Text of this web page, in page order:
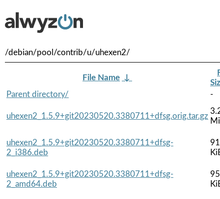
/debian/pool/contrib/u/uhexen2/
File Name ↓
Parent directory/
-
uhexen2_1.5.9+git20230520.3380711+dfsg.orig.tar.gz
uhexen2_1.5.9+git20230520.3380711+dfsg-
2_i386.deb
uhexen2_1.5.9+git20230520.3380711+dfsg-
2_amd64.deb